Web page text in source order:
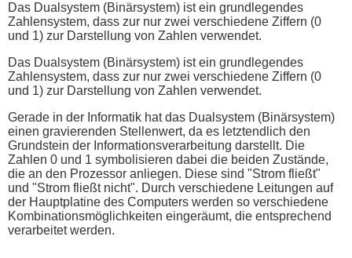
Das Dualsystem (Binärsystem) ist ein grundlegendes
Zahlensystem, dass zur nur zwei verschiedene Ziffern (0
und 1) zur Darstellung von Zahlen verwendet.
Das Dualsystem (Binärsystem) ist ein grundlegendes
Zahlensystem, dass zur nur zwei verschiedene Ziffern (0
und 1) zur Darstellung von Zahlen verwendet.
Gerade in der Informatik hat das Dualsystem (Binärsystem)
einen gravierenden Stellenwert, da es letztendlich den
Grundstein der Informationsverarbeitung darstellt. Die
Zahlen 0 und 1 symbolisieren dabei die beiden Zustände,
die an den Prozessor anliegen. Diese sind "Strom fließt"
und "Strom fließt nicht". Durch verschiedene Leitungen auf
der Hauptplatine des Computers werden so verschiedene
Kombinationsmöglichkeiten eingeräumt, die entsprechend
verarbeitet werden.